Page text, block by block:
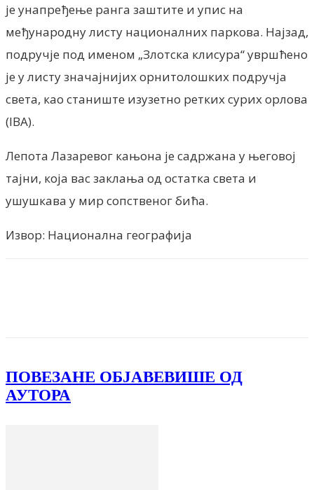
је унапређење ранга заштите и упис на
међународну листу националних паркова. Најзад,
подручје под именом „Злотска клисура“ увршћено
је у листу значајнијих орнитолошких подручја
света, као станиште изузетно ретких сурих орлова
(IBA).
Лепота Лазаревог кањона је садржана у његовој
тајни, која вас заклања од остатка света и
ушушкава у мир сопственог бића.
Извор: Национална географија
ПОВЕЗАНЕ ОБЈАВЕВИШЕ ОД
АУТОРА